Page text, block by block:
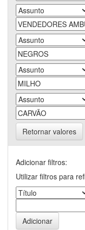
Retornar valores
Adicionar filtros:
Utilizar filtros para